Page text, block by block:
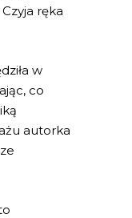
ręka
w
co
autorka